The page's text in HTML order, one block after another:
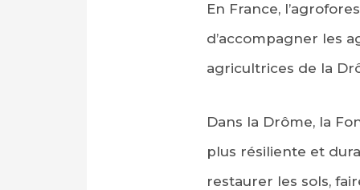
En France,
d’accompagner les
agricultrices de la
Dans la Drôme, la
plus résiliente et
restaurer les sols,